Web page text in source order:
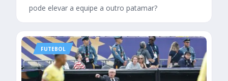
pode elevar a equipe a outro patamar?
FUTEBOL